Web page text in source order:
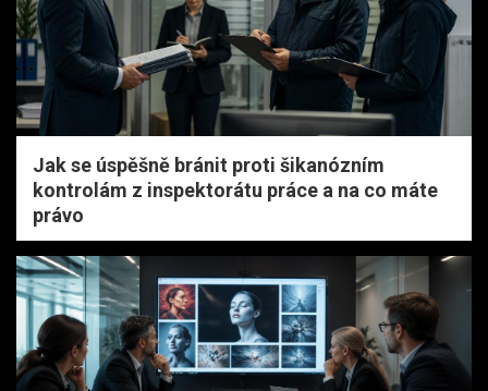
Jak se úspěšně bránit proti šikanózním
kontrolám z inspektorátu práce a na co máte
právo